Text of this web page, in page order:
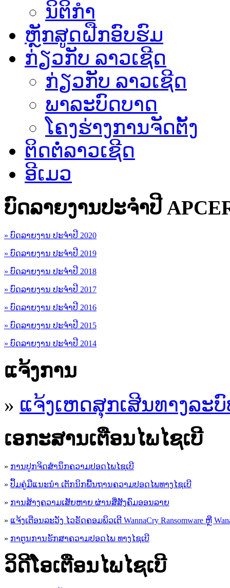
ນິຕິກຳ
ຫຼັກສູດຝືກອົບຮົມ
ກ່ຽວກັບ ລາວເຊີດ
ກ່ຽວກັບ ລາວເຊີດ
ພາລະບົດບາດ
ໂຄງຮ່າງການຈັດຕັ້ງ
ຕິດຕໍ່ລາວເຊີດ
ອີເມວ
ບົດລາຍງານປະຈຳປີ
» ບົດລາຍງານ ປະຈຳປີ 2020
» ບົດລາຍງານ ປະຈຳປີ 2019
» ບົດລາຍງານ ປະຈຳປີ 2018
» ບົດລາຍງານ ປະຈຳປີ 2017
» ບົດລາຍງານ ປະຈຳປີ 2016
» ບົດລາຍງານ ປະຈຳປີ 2015
» ບົດລາຍງານ ປະຈຳປີ 2014
ແຈ້ງການ
» ແຈ້ງເຫດສຸກເສີນທາງລະ
ເອ​ກະ​ສານເຕືອນໄພໄຊເບີ
» ການປູກຈິດສໍານຶກຄວາມປອດໄພໄຊເບີ
» ປຶ້ມຄູ່ມືແນະນໍາ ເຕັກນິກພື້ນຖານຄວາມປອດໄພທາງໄຊເບີ
» ການສ້າງຄວາມເສັຍຫາຍ ຜ່ານສື່ສັງຄົມອອນລາຍ
» ແຈ້ງເຕືອນລະວັງ ໄວຣັດຄອມພິວເຕີ WannaCry Ransomware ຫຼື
» ກາຕູນການຮັກສາຄວາມປອດໄພ ທາງໄຊເບີ
ວິດີໂອເຕືອນໄພໄຊເບີ